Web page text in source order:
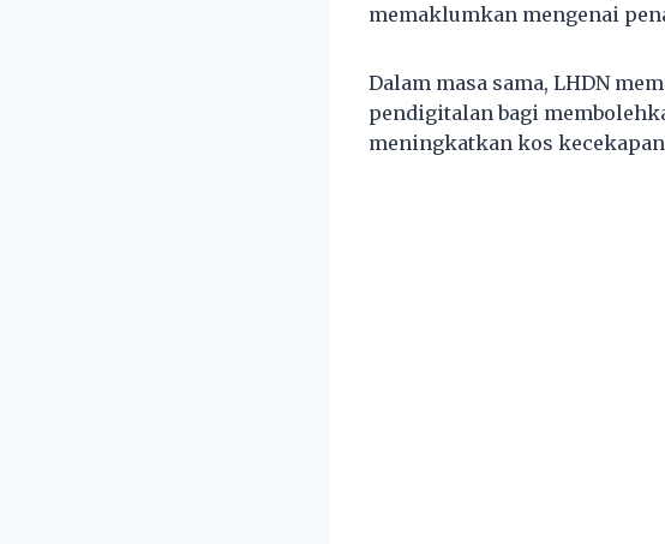
memaklumkan mengenai
Dalam masa sama, LHDN
pendigitalan bagi
meningkatkan kos